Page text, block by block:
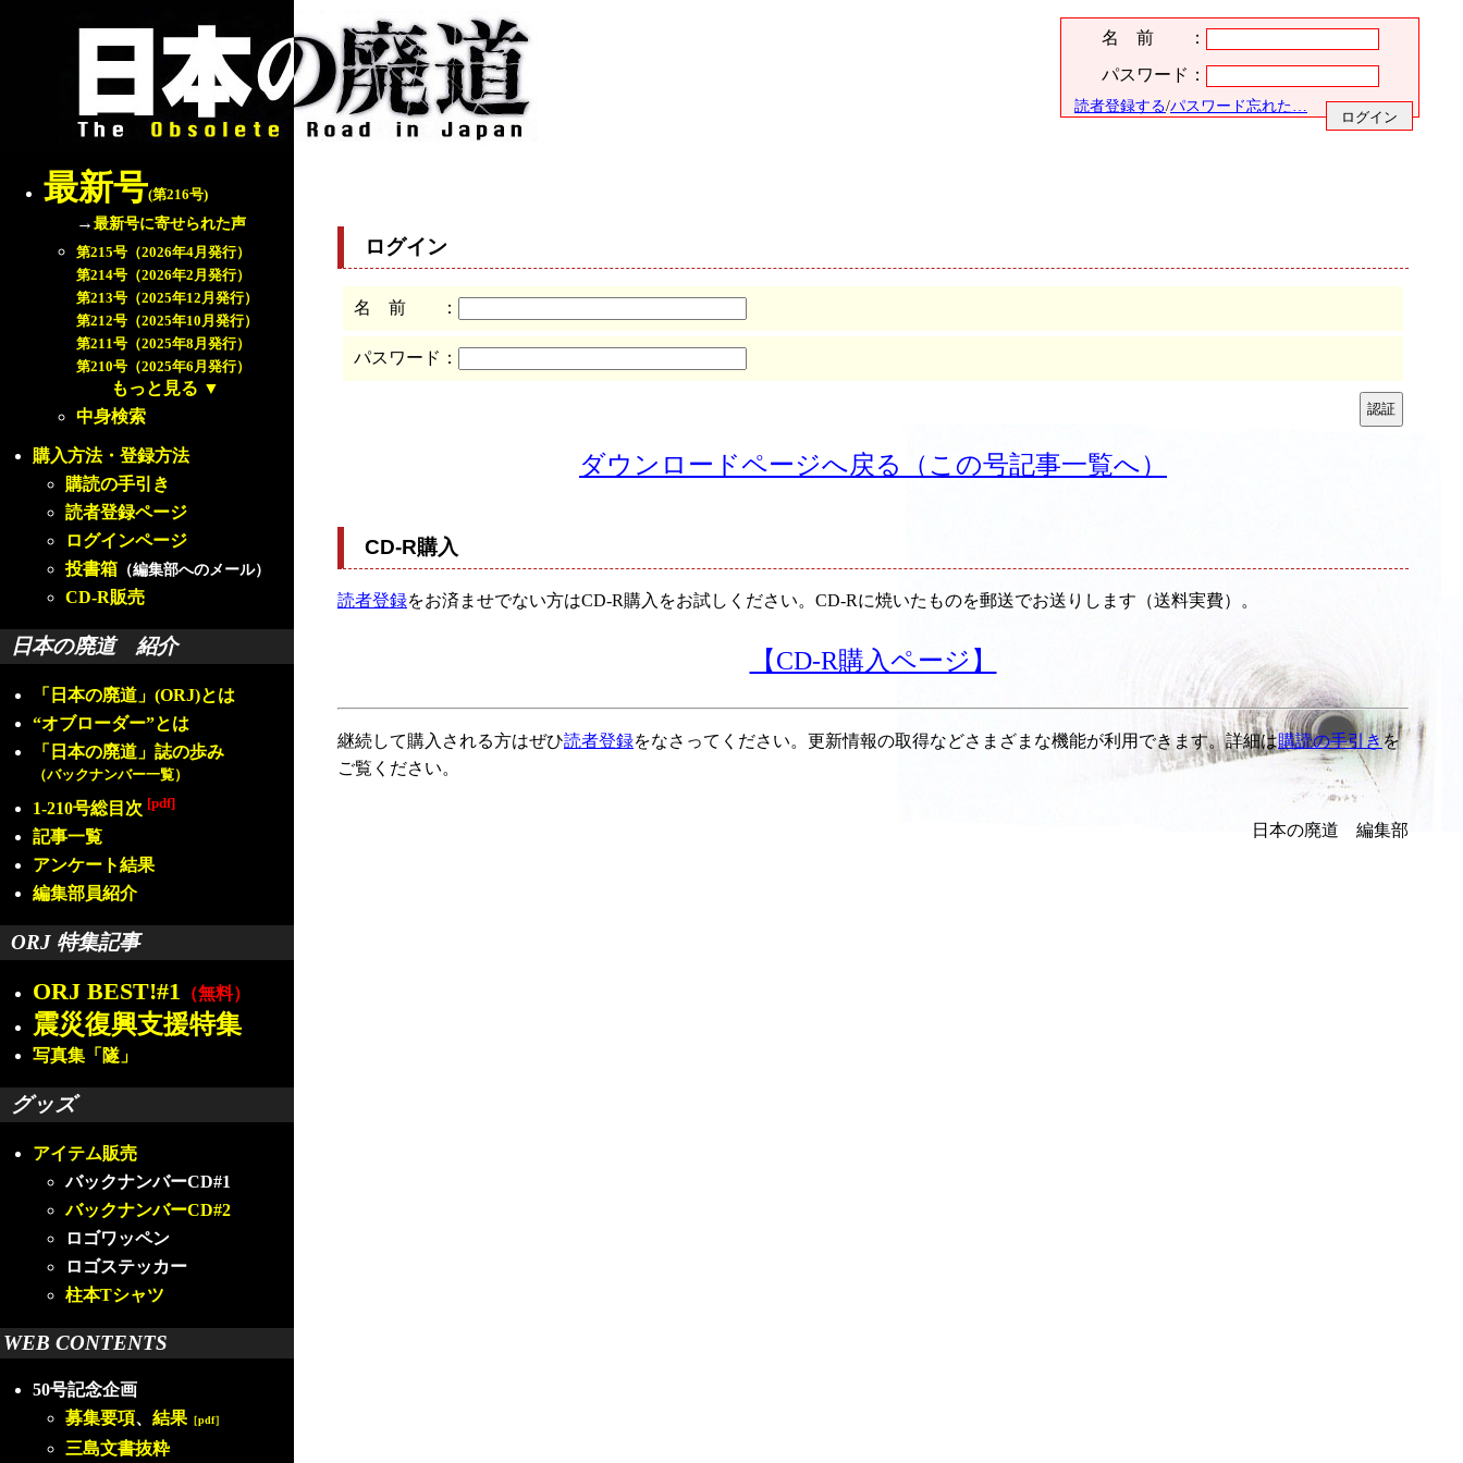
名 前 ：
パスワード：
読者登録する/パスワード忘れた…
最新号(第216号)
→最新号に寄せられた声
第215号（2026年4月発行）
第214号（2026年2月発行）
第213号（2025年12月発行）
第212号（2025年10月発行）
第211号（2025年8月発行）
第210号（2025年6月発行）
もっと見る ▼
中身検索
購入方法・登録方法
購読の手引き
読者登録ページ
ログインページ
投書箱 （編集部へのメール）
CD-R販売
日本の廃道 紹介
「日本の廃道」(ORJ)とは
“オブローダー”とは
「日本の廃道」誌の歩み
（バックナンバー一覧）
1-210号総目次 [pdf]
記事一覧
アンケート結果
編集部員紹介
ORJ 特集記事
ORJ BEST!#1 （無料）
震災復興支援特集
写真集「隧」
グッズ
アイテム販売
バックナンバーCD#1
バックナンバーCD#2
ロゴワッペン
ロゴステッカー
柱本Tシャツ
WEB CONTENTS
50号記念企画
募集要項、 結果 ［pdf］
三島文書抜粋
ログイン
名 前 ：
パスワード：
ダウンロードページへ戻る（この号記事一覧へ）
CD-R購入
読者登録をお済ませでない方はCD-R購入をお試しください。CD-Rに焼いたものを郵送でお送りします（送料実費）。
【CD-R購入ページ】
継続して購入される方はぜひ読者登録をなさってください。更新情報の取得などさまざまな機能が利用できます。詳細は購読の手引きを
ご覧ください。
日本の廃道 編集部